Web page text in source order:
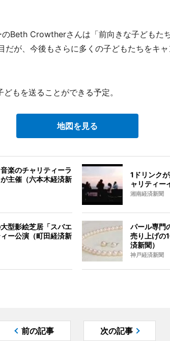
Beth Crowtherさんは「前向きな子どもた
だが、今後もさらに多くの子どもたちをキ
もを送ることができる予定。
地図を見る
楽のチャリティーラ
主催（六本木経済新
1ドリンク
ャリティー
湘南経済新聞
型影絵芝居「スバエ
ー公演（町田経済新
パール専門
売り上げの
済新聞）
神戸経済新聞
前の記事 次の記事